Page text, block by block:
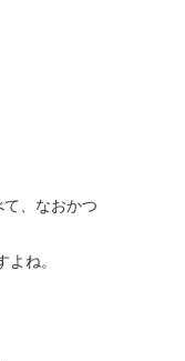
て、なおかつ
ね。